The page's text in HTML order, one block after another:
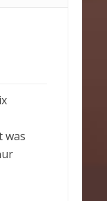
was